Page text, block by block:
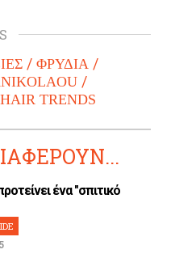
ΦΡΥΔΙΑ
HAIR TRENDS
ένα "σπιτικό